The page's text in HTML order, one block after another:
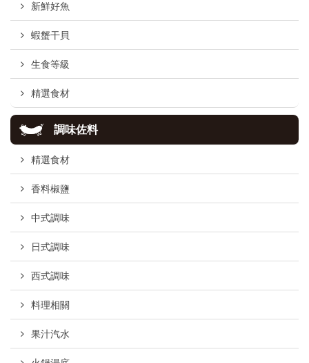
新鮮好魚
蝦蟹干貝
生食等級
精選食材
調味佐料
精選食材
香料椒鹽
中式調味
日式調味
西式調味
料理相關
果汁汽水